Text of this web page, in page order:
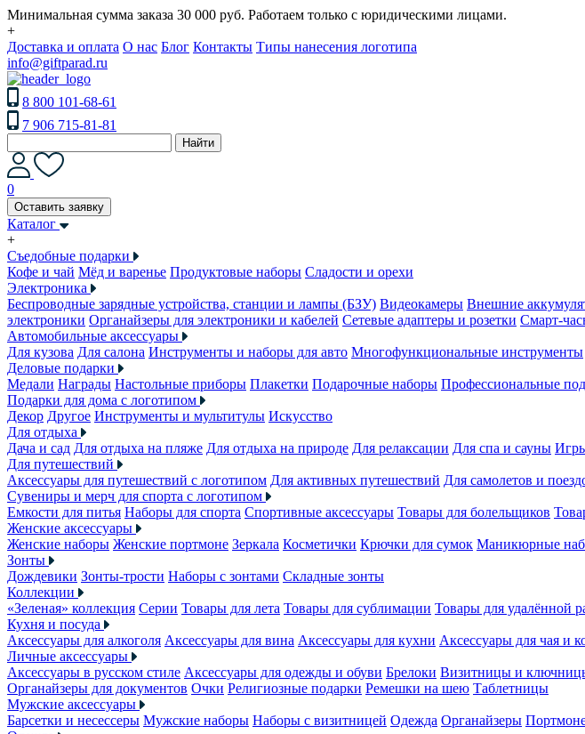
Минимальная сумма заказа 30 000 руб. Работаем только с юридическими лицами.
+
Доставка и оплата О нас Блог Контакты Типы нанесения логотипа
info@giftparad.ru
8 800 101-68-61
7 906 715-81-81
Найти
0
Оставить заявку
Каталог
+
Съедобные подарки
Кофе и чай Мёд и варенье Продуктовые наборы Сладости и орехи
Электроника
Беспроводные зарядные устройства, станции и лампы (БЗУ) Видеокамеры Внешние
электроники Органайзеры для электроники и кабелей Сетевые адаптеры и розетки Смарт-
Автомобильные аксессуары
Для кузова Для салона Инструменты и наборы для авто Многофункциональные инструменты
Деловые подарки
Медали Награды Настольные приборы Плакетки Подарочные наборы Профессиональные
Подарки для дома с логотипом
Декор Другое Инструменты и мультитулы Искусство
Для отдыха
Дача и сад Для отдыха на пляже Для отдыха на природе Для релаксации Для спа и сауны
Для путешествий
Аксессуары для путешествий с логотипом Для активных путешествий Для самолетов и
Сувениры и мерч для спорта с логотипом
Емкости для питья Наборы для спорта Спортивные аксессуары Товары для болельщиков
Женские аксессуары
Женские наборы Женские портмоне Зеркала Косметички Крючки для сумок Маникюрные
Зонты
Дождевики Зонты-трости Наборы с зонтами Складные зонты
Коллекции
«Зеленая» коллекция Серии Товары для лета Товары для сублимации Товары для удалённой
Кухня и посуда
Аксессуары для алкоголя Аксессуары для вина Аксессуары для кухни Аксессуары для чая и
Личные аксессуары
Аксессуары в русском стиле Аксессуары для одежды и обуви Брелоки Визитницы и
Органайзеры для документов Очки Религиозные подарки Ремешки на шею Таблетницы
Мужские аксессуары
Барсетки и несессеры Мужские наборы Наборы с визитницей Одежда Органайзеры